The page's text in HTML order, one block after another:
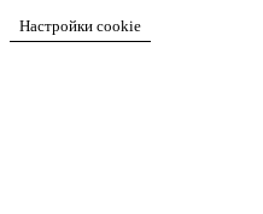
Настройки cookie